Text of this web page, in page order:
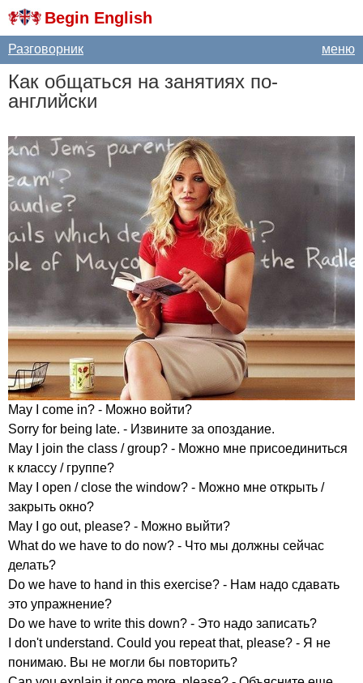
Begin English
меню
Разговорник
Как общаться на занятиях по-
английски
May come in? - Можно войти?
Sorry for being late. - Извините за опоздание.
May
join the class /group? - Можно мне присоединиться
к классу / группе?
May
open /close the window? - Можно мне открыть /
закрыть окно?
May
go out, please? - Можно выйти?
What do we have to do now? - Что мы должны сейчас
делать?
Do we have to hand in this exercise? - Нам надо сдавать
это упражнение?
Do we have to write this down? - Это надо записать?
don't understand. Could you repeat that, please? - Я не
понимаю. Вы не могли бы повторить?